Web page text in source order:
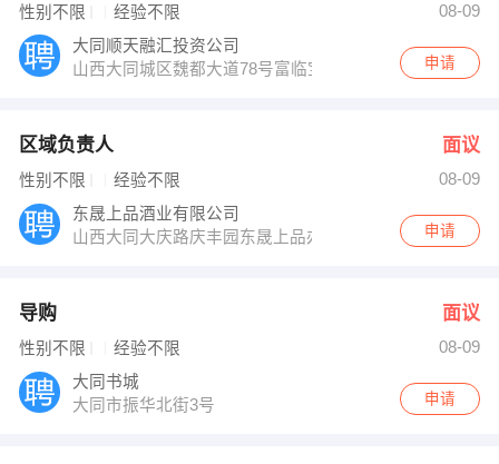
性别不限 经验不限
08-09
大同顺天融汇投资公司
山西大同城区魏都大道78号富临宝城B座1410
申请
区域负责人 面议
性别不限 经验不限
08-09
东晟上品酒业有限公司
山西大同大庆路庆丰园东晟上品办事处
申请
导购 面议
性别不限 经验不限
08-09
大同书城
大同市振华北街3号
申请